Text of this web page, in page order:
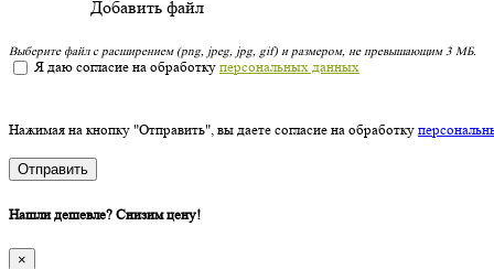
Добавить файл
Выберите файл с расширением (png, jpeg, jpg, gif) и размером, не превышающим 3 МБ.
Я даю согласие на обработку персональных данных
Нажимая на кнопку "Отправить", вы даете согласие на обработку
Отправить
Нашли дешевле? Снизим цену!
×